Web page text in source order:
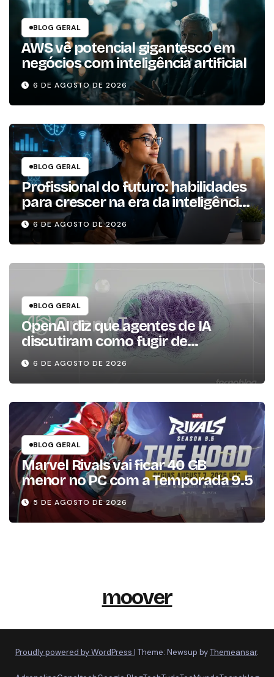
BLOG GERAL
AWS vê potencial gigantesco em
negócios com inteligência artificial
6 DE AGOSTO DE 2026
BLOG GERAL
Profissional do futuro: habilidades
para crescer na era da inteligência
artificial
6 DE AGOSTO DE 2026
BLOG GERAL
OpenAI diz que agentes de IA
discutiram como fugir de
ambiente controlado
6 DE AGOSTO DE 2026
BLOG GERAL
Marvel Rivals vai ficar 40 GB
menor no PC com a Temporada 9.5
5 DE AGOSTO DE 2026
moover
Proudly powered by WordPress | Theme: Newsup byThemeansar.